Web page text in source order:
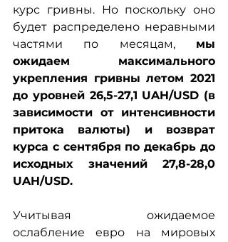
курс гривны. Но поскольку оно
будет распределено неравными
частями по месяцам, мы
ожидаем максимального
укрепления гривны летом 2021
до уровней 26,5-27,1 UAH/USD (в
зависимости от интенсивности
притока валюты) и возврат
курса с сентября по декабрь до
исходных значений 27,8-28,0
UAH/USD.
Учитывая ожидаемое
ослабление евро на мировых